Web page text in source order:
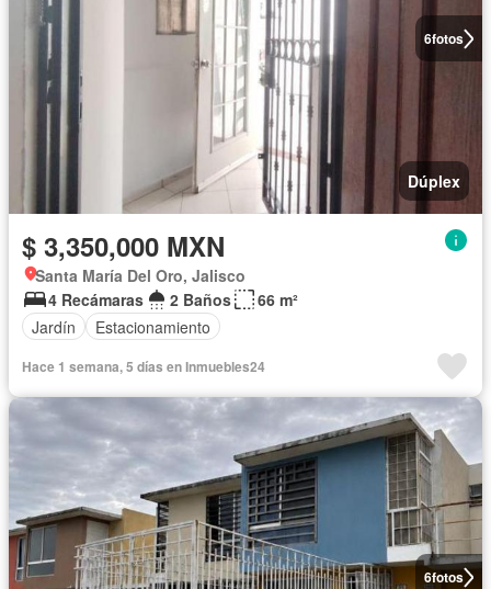
6fotos
Dúplex
$ 3,350,000 MXN
Santa María Del Oro, Jalisco
4 Recámaras
2 Baños
66 m²
Jardín
Estacionamiento
Hace 1 semana, 5 días en Inmuebles24
6fotos